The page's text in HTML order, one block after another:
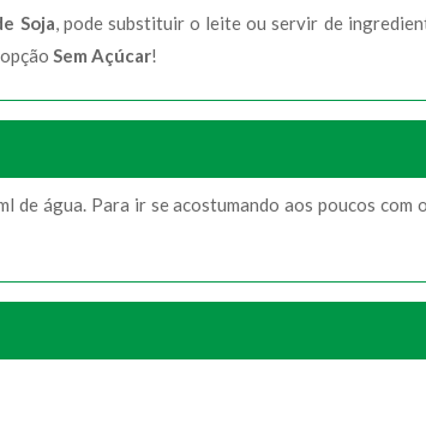
Soja, pode substituir o leite ou servir de
Sem Açúcar!
de água. Para ir se acostumando aos poucos